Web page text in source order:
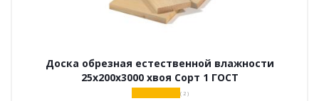
Доска обрезная естественной влажности
25х200х3000 хвоя Сорт 1 ГОСТ
( 2 )